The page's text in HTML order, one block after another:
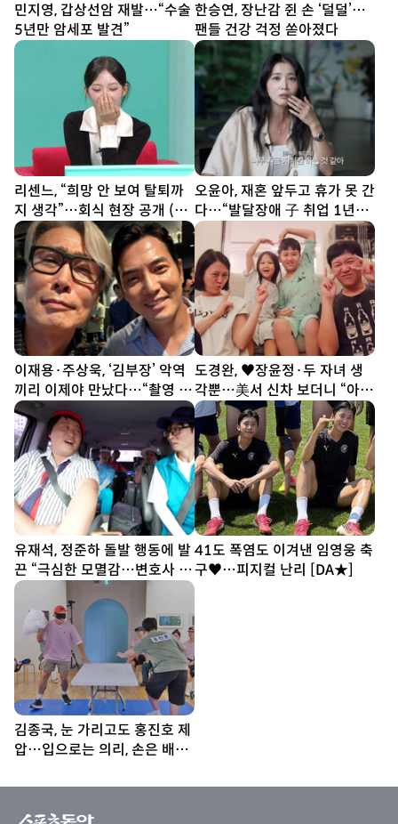
민지영, 갑상선암 재발…“수술
5년만 암세포 발견”
한승연, 장난감 쥔 손 ‘덜덜’…
팬들 건강 걱정 쏟아졌다
리센느, “희망 안 보여 탈퇴까
지 생각”…회식 현장 공개 (전
참시)
오윤아, 재혼 앞두고 휴가 못 간
다…“발달장애 子 취업 1년
차” [SD톡톡]
이재용·주상욱, ‘김부장’ 악역
끼리 이제야 만났다…“촬영 땐
한 번도 못 봐” [SD셀픽]
도경완, ♥장윤정·두 자녀 생
각뿐…美서 신차 보더니 “아빠
열심히 할게” [SD톡톡]
유재석, 정준하 돌발 행동에 발
끈 “극심한 모멸감…변호사 부
를 것” (놀뭐)
41도 폭염도 이겨낸 임영웅 축
구♥…피지컬 난리 [DA★]
김종국, 눈 가리고도 홍진호 제
압…입으로는 의리, 손은 배신